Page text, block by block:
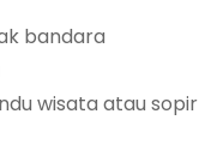
bandara
wisata atau sopir